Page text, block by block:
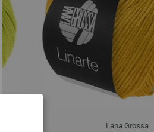
Lana Grossa